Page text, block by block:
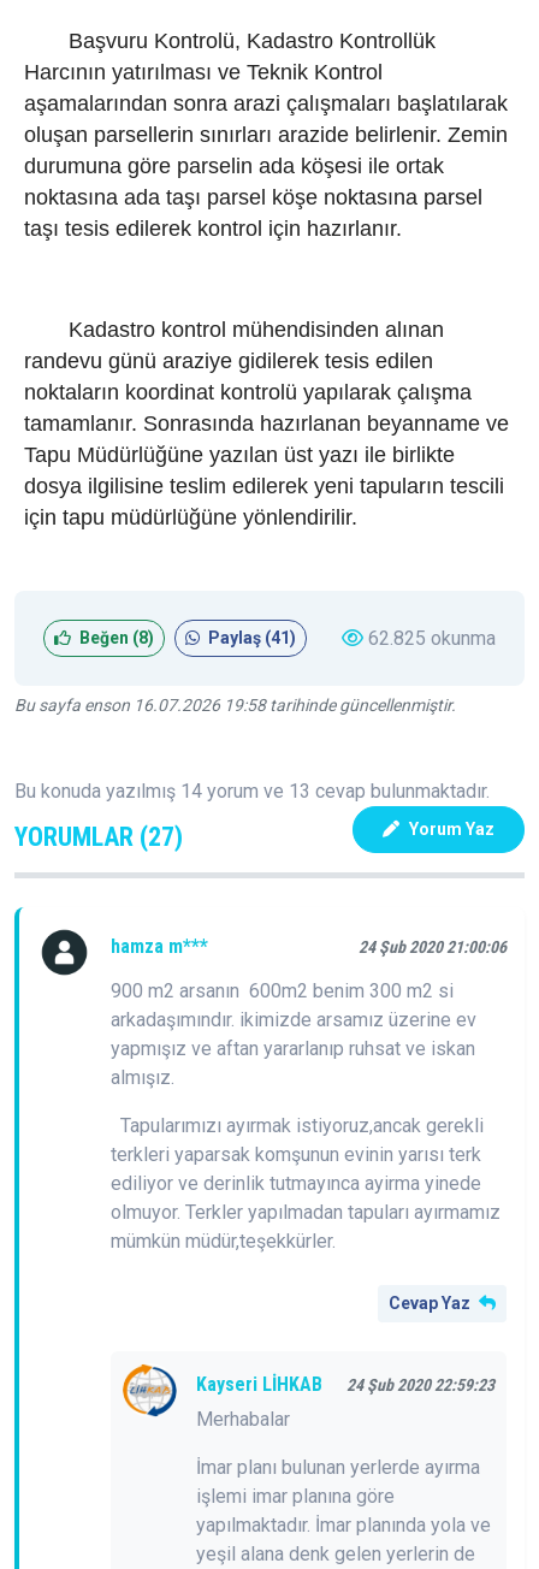
Başvuru Kontrolü, Kadastro Kontrollük
Harcının yatırılması ve Teknik Kontrol
aşamalarından sonra arazi çalışmaları başlatılarak
oluşan parsellerin sınırları arazide belirlenir. Zemin
durumuna göre parselin ada köşesi ile ortak
noktasına ada taşı parsel köşe noktasına parsel
taşı tesis edilerek kontrol için hazırlanır.
Kadastro kontrol mühendisinden alınan
randevu günü araziye gidilerek tesis edilen
noktaların koordinat kontrolü yapılarak çalışma
tamamlanır. Sonrasında hazırlanan beyanname ve
Tapu Müdürlüğüne yazılan üst yazı ile birlikte
dosya ilgilisine teslim edilerek yeni tapuların tescili
için tapu müdürlüğüne yönlendirilir.
Beğen (8) Paylaş (41) 62.825 okunma
Bu sayfa enson 16.07.2026 19:58 tarihinde güncellenmiştir.
Bu konuda yazılmış 14 yorum ve 13 cevap bulunmaktadır.
YORUMLAR (27) Yorum Yaz
hamza m*** 24 Şub 2020 21:00:06
900 m2 arsanın 600m2 benim 300 m2 si
arkadaşımındır. ikimizde arsamız üzerine ev
yapmışız ve aftan yararlanıp ruhsat ve iskan
almışız.
Tapularımızı ayırmak istiyoruz,ancak gerekli
terkleri yaparsak komşunun evinin yarısı terk
ediliyor ve derinlik tutmayınca ayirma yinede
olmuyor. Terkler yapılmadan tapuları ayırmamız
mümkün müdür,teşekkürler.
Cevap Yaz
Kayseri LİHKAB 24 Şub 2020 22:59:23
Merhabalar
İmar planı bulunan yerlerde ayırma
işlemi imar planına göre
yapılmaktadır. İmar planında yola ve
yeşil alana denk gelen yerlerin de